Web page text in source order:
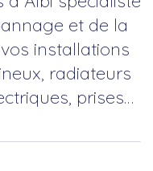
et de la
installations
radiateurs
prises…